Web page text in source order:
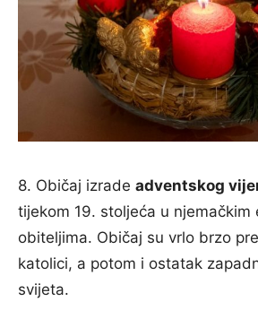
8. Običaj izrade adventskog
tijekom 19. stoljeća u njemačkim
obiteljima. Običaj su vrlo brzo
katolici, a potom i ostatak
svijeta.